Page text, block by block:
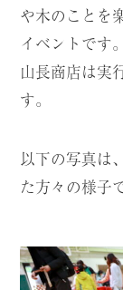
や木のことを
イベントです。
山長商店は実
す。
以下の写真は
た方々の様子